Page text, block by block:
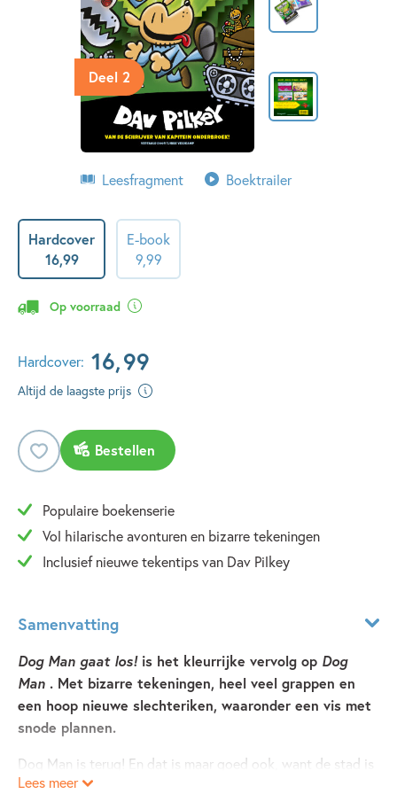
Deel 2
Leesfragment Boektrailer
Hardcover
16,99
E-book
9,99
Op voorraad
Hardcover: 16,99
Altijd de laagste prijs
Bestellen
Populaire boekenserie
Vol hilarische avonturen en bizarre tekeningen
Inclusief nieuwe tekentips van Dav Pilkey
Samenvatting
Dog Man gaat los! is het kleurrijke vervolg op Dog
Man . Met bizarre tekeningen, heel veel grappen en
een hoop nieuwe slechteriken, waaronder een vis met
snode plannen.
Dog Man is terug! En dat is maar goed ook, want de stad is
in gevaar. De gemene kat Karel is ontsnapt uit de
Lees meer